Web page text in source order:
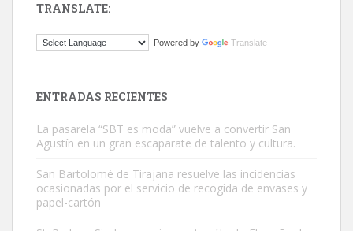
El ayuntamiento se va a llevar a Los Gatos callejeros de la zona los
Gato manso encontrado
TRANSLATE:
Powered by Translate
ENTRADAS RECIENTES
La pasarela “SBT es moda” vuelve a convertir San
Agustín en un gran escaparate de talento y cultura.
San Bartolomé de Tirajana resuelve las incidencias
ocasionadas por el servicio de recogida de envases y
papel-cartón